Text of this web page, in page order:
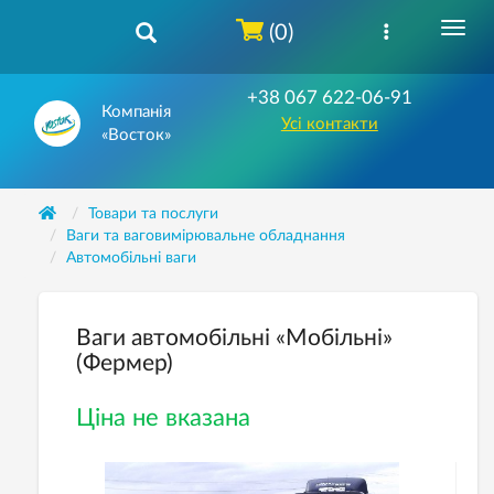
Компанія
«Восток»
+38 067 622-06-91
Усі контакти
(0)
Товари та послуги
Ваги та ваговимірювальне обладнання
Автомобільні ваги
Ваги автомобільні «Мобільні»
(Фермер)
Ціна не вказана